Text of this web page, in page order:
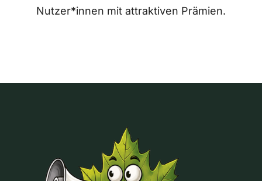
Nutzer*innen mit attraktiven Prämien.